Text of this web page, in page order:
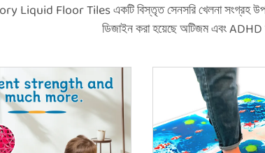
Liquid Floor Tiles একটি বিস্তৃত সেনসরি খেলনা সংগ্রহ
ডিজাইন করা হয়েছে অটিজম এবং ADHD